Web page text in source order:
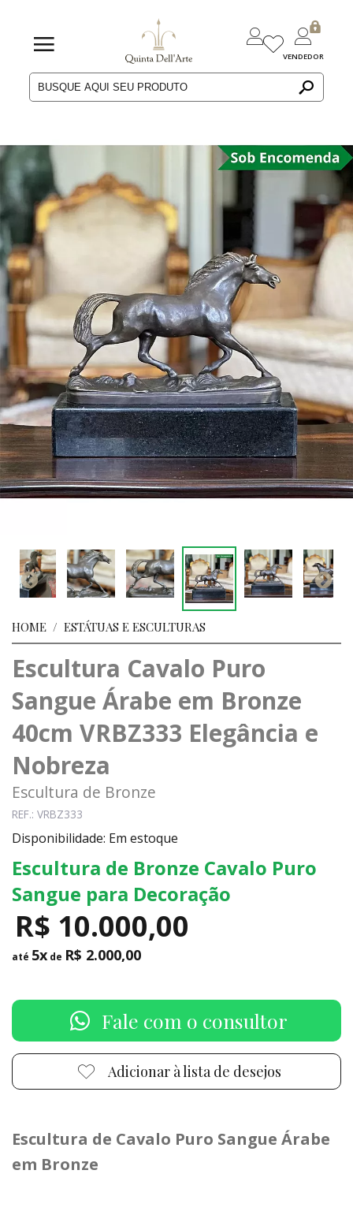
VENDEDOR
HOME / ESTÁTUAS E ESCULTURAS
Escultura Cavalo Puro
Sangue Árabe em Bronze
40cm VRBZ333 Elegância e
Nobreza
Escultura de Bronze
REF.: VRBZ333
Disponibilidade: Em estoque
Escultura de Bronze Cavalo Puro
Sangue para Decoração
R$ 10.000,00
até 5x de R$ 2.000,00
Fale com o consultor
Adicionar à lista de desejos
Escultura de Cavalo Puro Sangue Árabe
em Bronze